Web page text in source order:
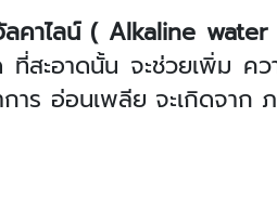
ลคาไลน์ ( Alkaline water
สะอาดนั้น จะช่วยเพิ่ม คว
การ อ่อนเพลีย จะเกิดจาก